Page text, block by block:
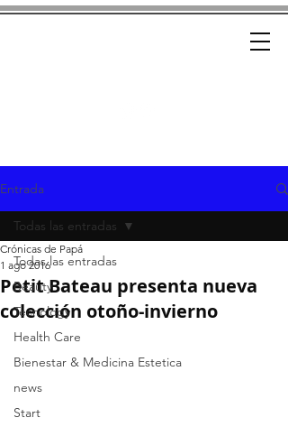
Entrada
Todas las entradas
Beauty
Tecnology
Health Care
Bienestar & Medicina Estetica
news
Start
Todas las entradas
Petit Bateau presenta nueva
colección otoño-invierno
Crónicas de Papá
1 ago 2016